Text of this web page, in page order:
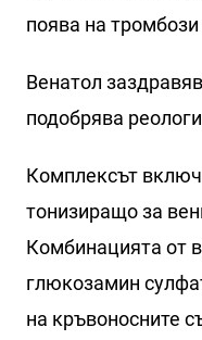
поява на
Венатол
подобрява
Комплексът
тонизиращо за
Комбинацията от
глюкозамин
на кръвоносните